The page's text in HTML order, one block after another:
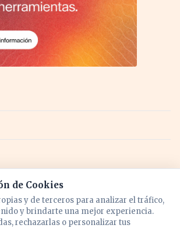
de Cookies
y de terceros para analizar el tráfico,
y brindarte una mejor experiencia.
rechazarlas o personalizar tus